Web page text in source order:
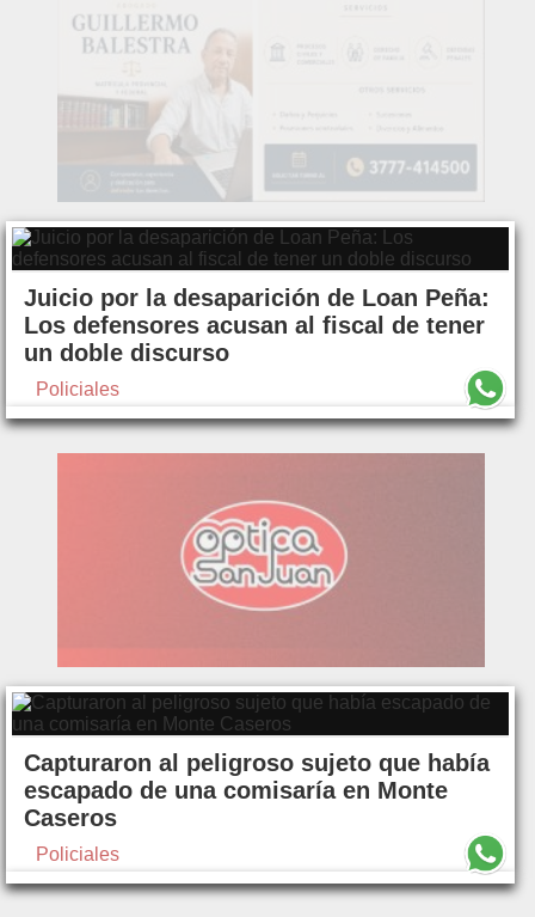
Juicio por la desaparición de Loan Peña:
Los defensores acusan al fiscal de tener
un doble discurso
Policiales
Capturaron al peligroso sujeto que había
escapado de una comisaría en Monte
Caseros
Policiales